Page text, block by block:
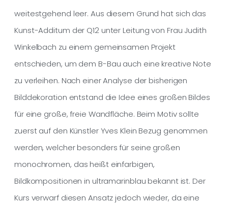
weitestgehend leer. Aus diesem Grund hat sich das
Kunst-Additum der Q12 unter Leitung von Frau Judith
Winkelbach zu einem gemeinsamen Projekt
entschieden, um dem B-Bau auch eine kreative Note
zu verleihen. Nach einer Analyse der bisherigen
Bilddekoration entstand die Idee eines großen Bildes
für eine große, freie Wandfläche. Beim Motiv sollte
zuerst auf den Künstler Yves Klein Bezug genommen
werden, welcher besonders für seine großen
monochromen, das heißt einfarbigen,
Bildkompositionen in ultramarinblau bekannt ist. Der
Kurs verwarf diesen Ansatz jedoch wieder, da eine